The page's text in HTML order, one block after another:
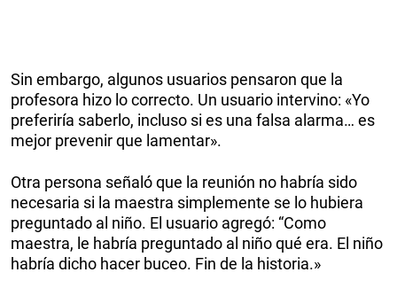
Sin embargo, algunos usuarios pensaron que la
profesora hizo lo correcto. Un usuario intervino: «Yo
preferiría saberlo, incluso si es una falsa alarma… es
mejor prevenir que lamentar».
Otra persona señaló que la reunión no habría sido
necesaria si la maestra simplemente se lo hubiera
preguntado al niño. El usuario agregó: “Como
maestra, le habría preguntado al niño qué era. El niño
habría dicho hacer buceo. Fin de la historia.»